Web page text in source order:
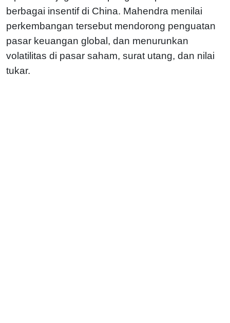
berbagai insentif di China. Mahendra menilai
perkembangan tersebut mendorong penguatan
pasar keuangan global, dan menurunkan
volatilitas di pasar saham, surat utang, dan nilai
tukar.